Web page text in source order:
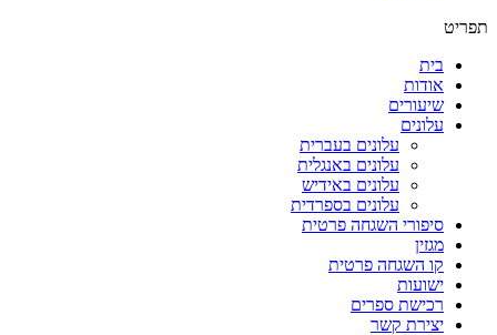
תפריט
בית
אודות
שיעורים
עלונים
עלונים בעברית
עלונים באנגלית
עלונים באידיש
עלונים בספרדית
סיפורי השגחה פרטית
מגזין
קו השגחה פרטית
ישועות
רכישת ספרים
יצירת קשר